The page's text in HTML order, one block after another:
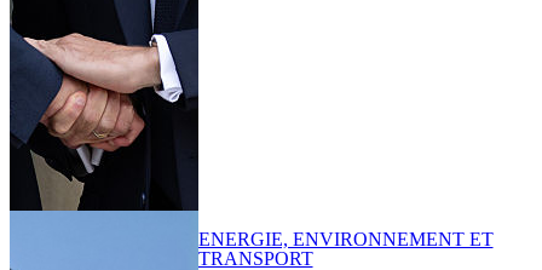
ENERGIE, ENVIRONNEMENT ET
TRANSPORT